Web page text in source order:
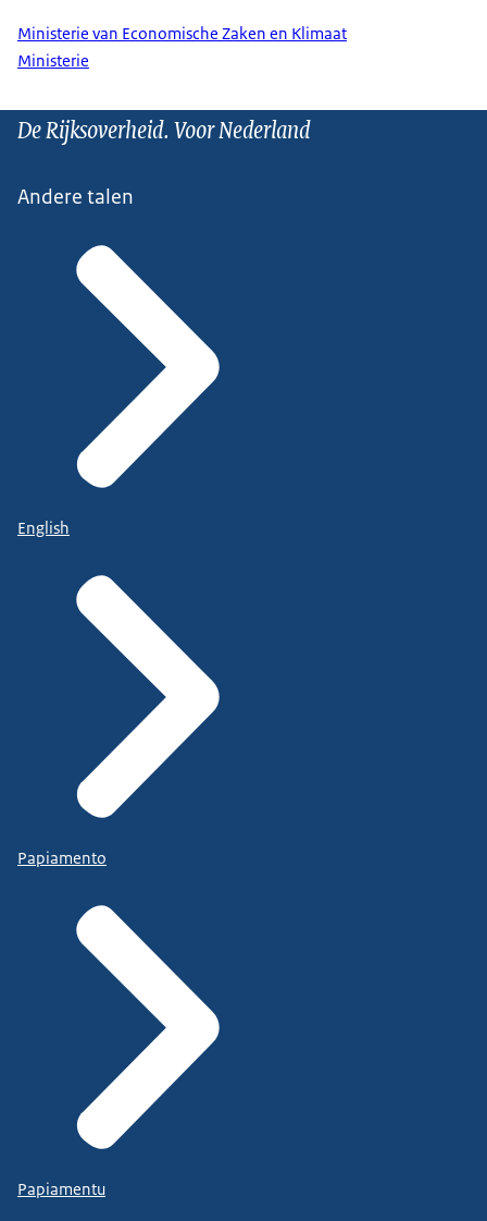
Ministerie van Economische Zaken en Klimaat
Ministerie
De Rijksoverheid. Voor Nederland
Andere talen
English
Papiamento
Papiamentu